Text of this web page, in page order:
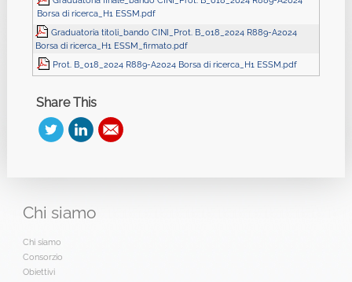
Borsa di ricerca_H1 ESSM.pdf
Graduatoria titoli_bando CINI_Prot. B_018_2024 R889-A2024
Borsa di ricerca_H1 ESSM_firmato.pdf
Prot. B_018_2024 R889-A2024 Borsa di ricerca_H1 ESSM.pdf
Share This
Chi siamo
Chi siamo
Consorzio
Obiettivi